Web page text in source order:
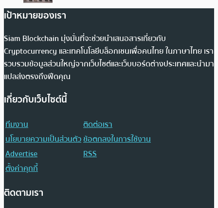
เป้าหมายของเรา
Siam Blockchain มุ่งมั่นที่จะช่วยนำเสนอสารเกี่ยวกับ
Cryptocurrency และเทคโนโลยีบล็อกเชนเพื่อคนไทย ในภาษาไทย เรา
รวบรวมข้อมูลส่วนใหญ่จากเว็บไซต์และเว็บบอร์ดต่างประเทศและนำมา
แปลส่งตรงถึงฟีดคุณ
เกี่ยวกับเว็บไซต์นี้
ทีมงาน
ติดต่อเรา
นโยบายความเป็นส่วนตัวข้อตกลงในการใช้งาน
Advertise
RSS
ตั้งค่าคุกกี้
ติดตามเรา